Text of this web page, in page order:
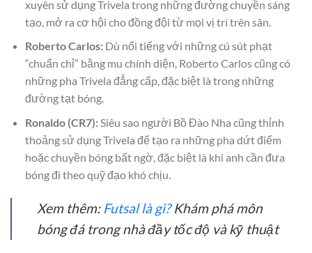
xuyên sử dụng Trivela trong những đường chuyền sáng
tạo, mở ra cơ hội cho đồng đội từ mọi vị trí trên sân.
Roberto Carlos:Dù nổi tiếng với những cú sút phạt
“chuẩn chỉ” bằng mu chính diện, Roberto Carlos cũng có
những pha Trivela đẳng cấp, đặc biệt là trong những
đường tạt bóng.
Ronaldo (CR7):Siêu sao người Bồ Đào Nha cũng thỉnh
thoảng sử dụng Trivela để tạo ra những pha dứt điểm
hoặc chuyền bóng bất ngờ, đặc biệt là khi anh cần đưa
bóng đi theo quỹ đạo khó chịu.
Xem thêm: Futsal là gì?Khám phá môn
bóng đá trong nhà đầy tốc độ và kỹ thuật